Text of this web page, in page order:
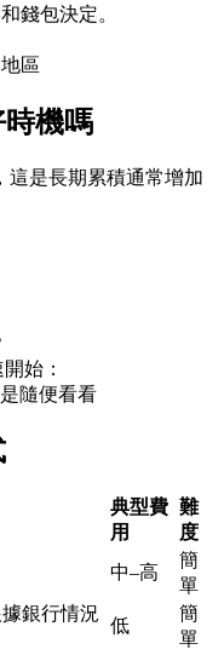
生性商品
錢包決定。
區
機嗎
這是長期累積通常增加
始：
隨便看看
典型費
用
難
度
中–高
簡
單
銀行情況
低
簡
單